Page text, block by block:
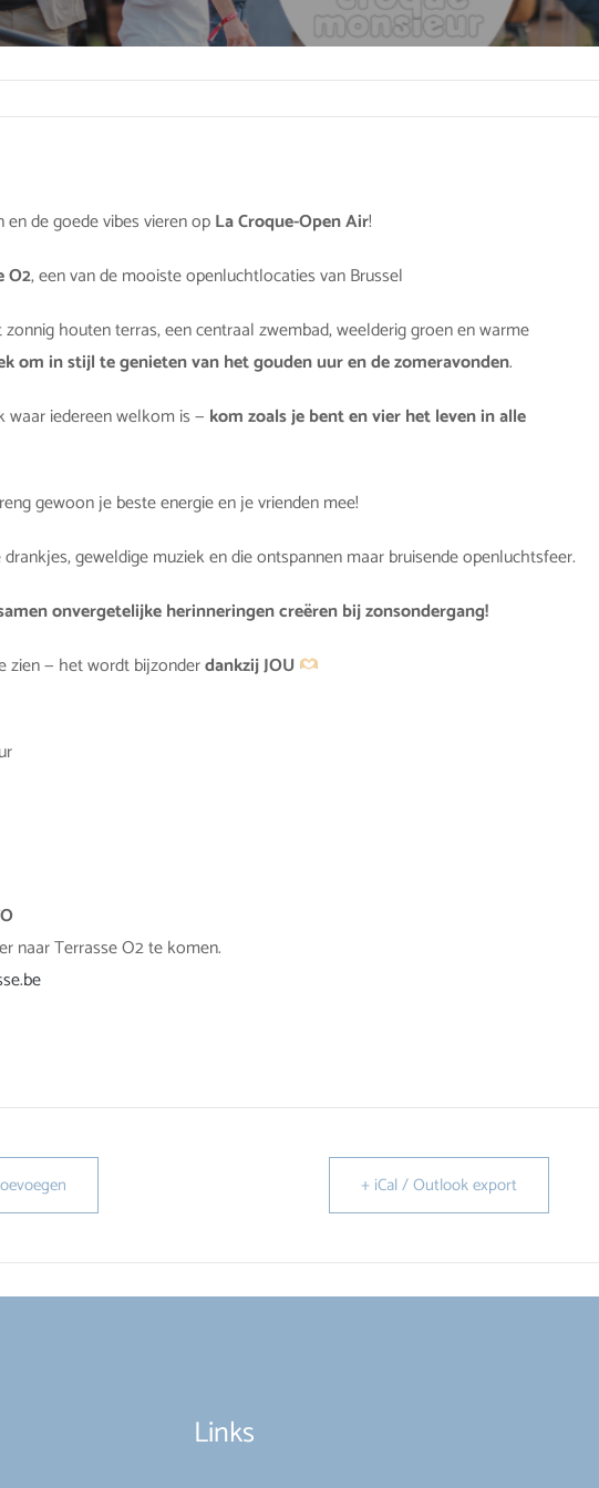
de goede vibes vieren opLa Croque-Open Air!
O2, een van de mooiste openluchtlocaties van Brussel
houten terras, een centraal zwembad, weelderig groen en warme
om in stijl te genieten van het gouden uur en de zomeravonden.
waar iedereen welkom is — kom zoals je bent en vier het leven in alle
gewoon je beste energie en je vrienden mee!
geweldige muziek en die ontspannen maar bruisende openluchtsfeer.
onvergetelijke herinneringen creëren bij zonsondergang!
zien — het wordt bijzonderdankzij JOU
naar Terrasse O2 te komen.
+ iCal / Outlook export
Links